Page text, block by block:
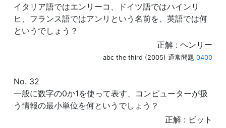
イタリア語ではエンリーコ、ドイツ語ではハインリ
ヒ、フランス語ではアンリという名前を、英語では何
というでしょう？
正解 : ヘンリー
abc the third (2005) 通常問題 0400
No. 32
一般に数字の0か1を使って表す、コンピューターが扱
う情報の最小単位を何というでしょう？
正解 : ビット